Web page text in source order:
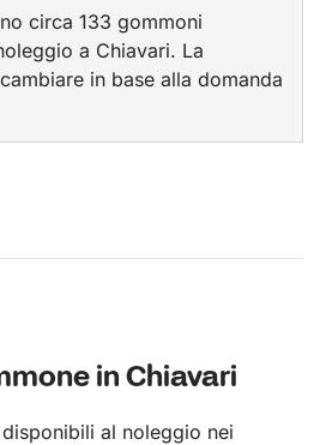
circa 133 gommoni
a Chiavari. La
in base alla domanda
in Chiavari
al noleggio nei